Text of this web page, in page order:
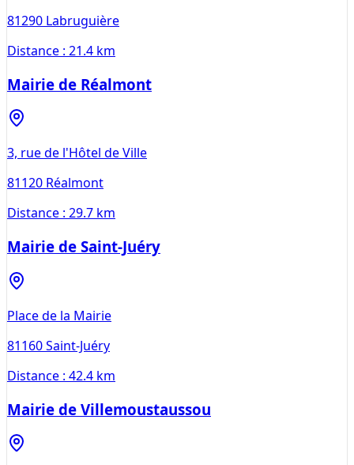
81290 Labruguière
Distance : 21.4 km
Mairie de Réalmont
3, rue de l'Hôtel de Ville
81120 Réalmont
Distance : 29.7 km
Mairie de Saint-Juéry
Place de la Mairie
81160Saint-Juéry
Distance : 42.4 km
Mairie de Villemoustaussou